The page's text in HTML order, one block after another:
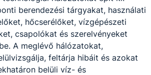
berendezési tárgyakat, használati
hőcserélőket, vízgépészeti
csapolókat és szerelvényeket
A meglévő hálózatokat,
feltárja hibáit és azokat
belüli víz- és